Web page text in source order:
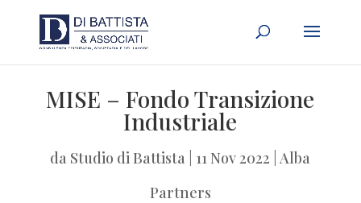
MISE – Fondo Transizione
Industriale
da Studio di Battista 11 Nov 2022 |Alba
Partners